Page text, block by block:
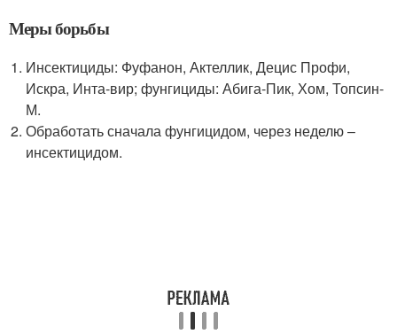
Меры борьбы
Инсектициды: Фуфанон, Актеллик, Децис Профи,
Искра, Инта-вир; фунгициды: Абига-Пик, Хом, Топсин-
М.
Обработать сначала фунгицидом, через неделю –
инсектицидом.